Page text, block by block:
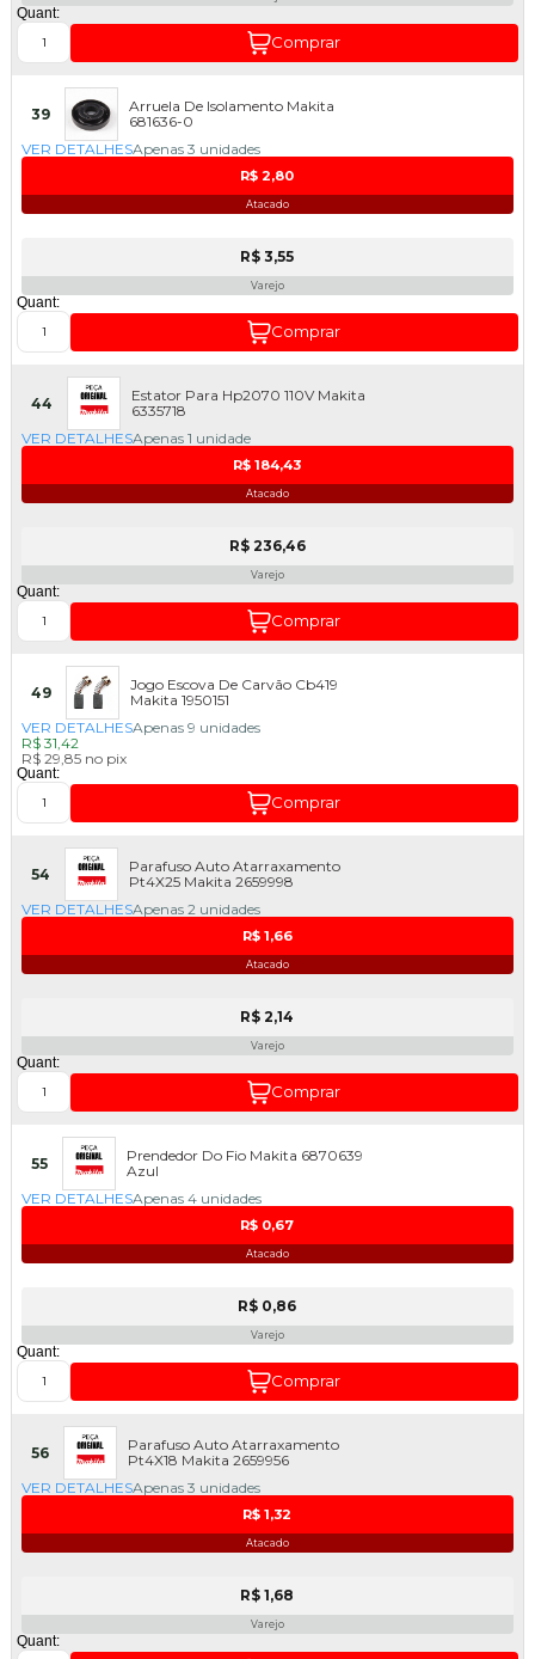
Quant:
Comprar
39
Arruela De Isolamento Makita
681636-0
VER DETALHESApenas 3 unidades
R$ 2,80
Atacado
R$ 3,55
Varejo
Quant:
Comprar
44
Estator Para Hp2070 110V Makita
6335718
VER DETALHESApenas 1 unidade
R$ 184,43
Atacado
R$ 236,46
Varejo
Quant:
Comprar
49
Jogo Escova De Carvão Cb419
Makita 1950151
VER DETALHESApenas 9 unidades
R$ 31,42
R$ 29,85 no pix
Quant:
Comprar
54
Parafuso Auto Atarraxamento
Pt4X25 Makita 2659998
VER DETALHESApenas 2 unidades
R$ 1,66
Atacado
R$ 2,14
Varejo
Quant:
Comprar
55
Prendedor Do Fio Makita 6870639
Azul
VER DETALHESApenas 4 unidades
R$ 0,67
Atacado
R$ 0,86
Varejo
Quant:
Comprar
56
Parafuso Auto Atarraxamento
Pt4X18 Makita 2659956
VER DETALHESApenas 3 unidades
R$ 1,32
Atacado
R$ 1,68
Varejo
Quant: